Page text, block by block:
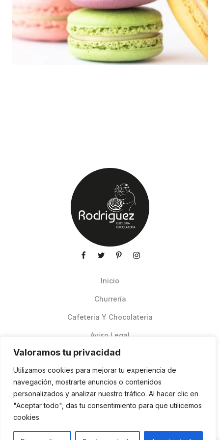
Valoramos tu privacidad
Utilizamos cookies para mejorar tu experiencia de
navegación, mostrarte anuncios o contenidos
personalizados y analizar nuestro tráfico. Al hacer clic en
"Aceptar todo", das tu consentimiento para que utilicemos
cookies.
Inicio
Churrería
Cafeteria Y Chocolateria
Aviso Legal
Pedidos Online Glovo
Contacto